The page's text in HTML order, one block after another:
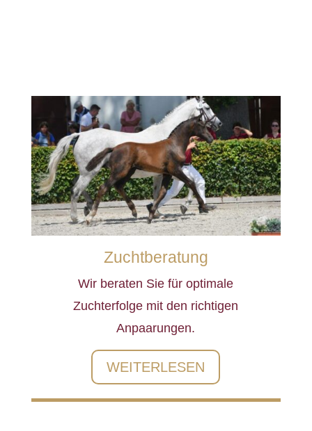
Zuchtberatung
Wir beraten Sie für optimale
Zuchterfolge mit den richtigen
Anpaarungen.
WEITERLESEN